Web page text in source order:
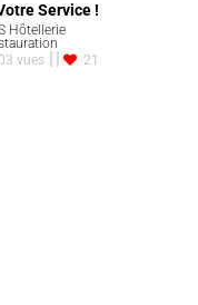
Service !
Hôtellerie
vues
21